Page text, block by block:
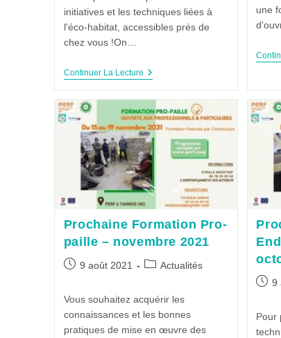
initiatives et les techniques liées à
l'éco-habitat, accessibles près de
chez vous !On…
Continuer La Lecture
une
Prochaine Formation Pro-
paille – novembre 2021
9 août 2021 Actualités
Vous souhaitez acquérir les
connaissances et les bonnes
pratiques de mise en œuvre des
9
Pour